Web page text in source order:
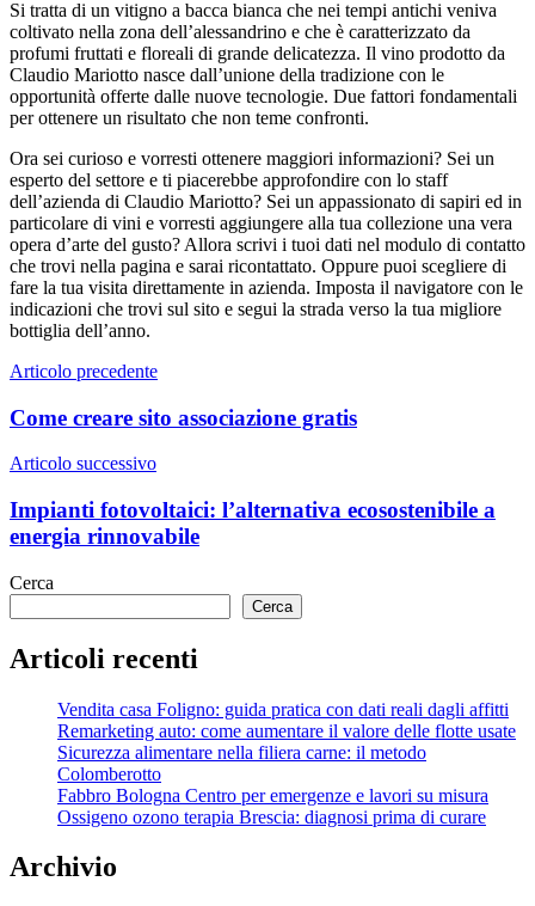
Si tratta di un vitigno a bacca bianca che nei tempi antichi veniva
coltivato nella zona dell’alessandrino e che è caratterizzato da
profumi fruttati e floreali di grande delicatezza. Il vino prodotto da
Claudio Mariotto nasce dall’unione della tradizione con le
opportunità offerte dalle nuove tecnologie. Due fattori fondamentali
per ottenere un risultato che non teme confronti.
Ora sei curioso e vorresti ottenere maggiori informazioni? Sei un
esperto del settore e ti piacerebbe approfondire con lo staff
dell’azienda di Claudio Mariotto? Sei un appassionato di sapiri ed in
particolare di vini e vorresti aggiungere alla tua collezione una vera
opera d’arte del gusto? Allora scrivi i tuoi dati nel modulo di contatto
che trovi nella pagina e sarai ricontattato. Oppure puoi scegliere di
fare la tua visita direttamente in azienda. Imposta il navigatore con le
indicazioni che trovi sul sito e segui la strada verso la tua migliore
bottiglia dell’anno.
Navigazione
articoli
Articolo precedente
Come creare sito associazione gratis
Articolo successivo
Impianti fotovoltaici: l’alternativa ecosostenibile a
energia rinnovabile
Cerca
Cerca
Articoli recenti
Vendita casa Foligno: guida pratica con dati reali dagli affitti
Remarketing auto: come aumentare il valore delle flotte usate
Sicurezza alimentare nella filiera carne: il metodo
Colomberotto
Fabbro Bologna Centro per emergenze e lavori su misura
Ossigeno ozono terapia Brescia: diagnosi prima di curare
Archivio